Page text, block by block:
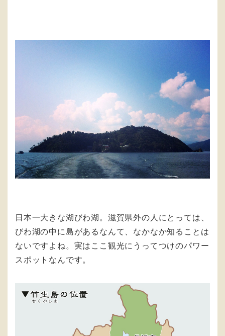
日本一大きな湖びわ湖。滋賀県外の人にとっては、
びわ湖の中に島があるなんて、なかなか知ることは
ないですよね。実はここ観光にうってつけのパワー
スポットなんです。